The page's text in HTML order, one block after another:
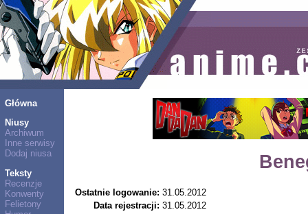
Główna
Niusy
Archiwum
Inne serwisy
Dodaj niusa
Teksty
Recenzje
Konwenty
Felietony
Ostatnie logowanie: 31.05.2012
Data rejestracji: 31.05.2012